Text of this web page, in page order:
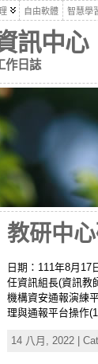
自由軟體 智慧學
訊中心
作日誌
教研中
日期：111年8月
任資訊組長(資訊教
機構資安通報演練
理與通報平台操作
14 八月, 2022 |